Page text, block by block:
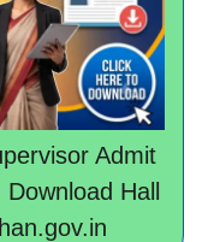
Admit
Hall